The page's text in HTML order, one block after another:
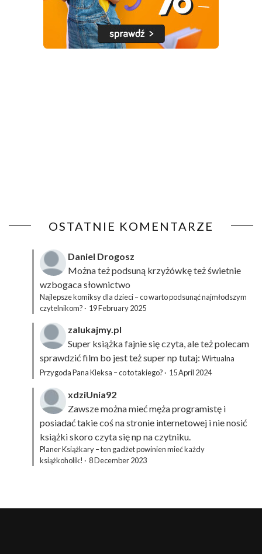
OSTATNIE KOMENTARZE
Daniel Drogosz
Można też podsuną krzyżówkęteż świetnie
wzbogaca słownictwo
Najlepsze komiksy dla dzieci – co warto podsunąć najmłodszym
czytelnikom? · 19 February 2025
zalukajmy.pl
Super książka fajnie się czyta, ale też polecam
sprawdzić film bo jest też super np tutaj: Wirtualna
Przygoda Pana Kleksa – co to takiego? · 15 April 2024
xdziUnia92
Zawsze można mieć męża programistę i
posiadać takie coś na stronie internetowej i nie nosić
książki skoro czyta się np na czytniku.
Planer Książkary – ten gadżet powinien mieć każdy
książkoholik! · 8 December 2023